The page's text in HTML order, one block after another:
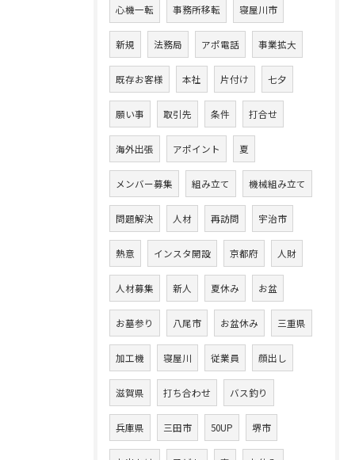
心機一転 事務所移転 寝屋川市
新規 法務局 アポ電話 事業拡大
既存お客様 本社 片付け 七夕
願い事 取引先 条件 打合せ
海外出張 アポイント 夏
メンバー募集 組み立て 機械組み立て
問題解決 人材 再訪問 宇治市
熱意 インスタ開設 京都府 人財
人材募集 新人 夏休み お盆
お墓参り 八尾市 お盆休み 三重県
加工機 寝屋川 従業員 顔出し
滋賀県 打ち合わせ バス釣り
兵庫県 三田市 50UP 堺市